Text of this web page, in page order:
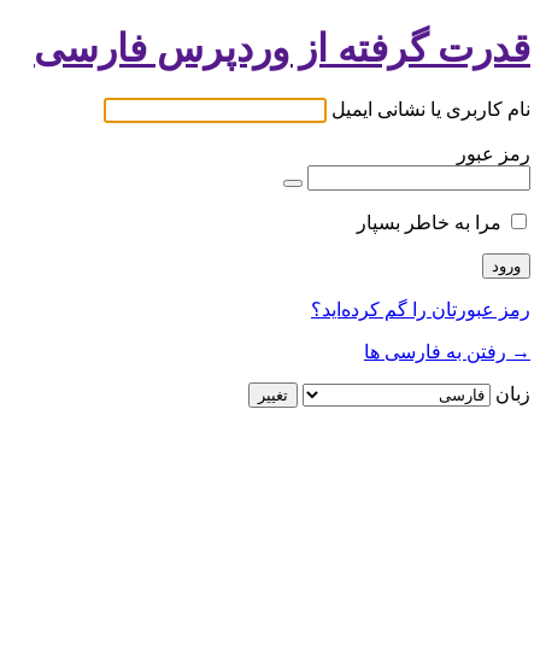
قدرت گرفته از وردپرس فارسی
نام کاربری یا نشانی ایمیل
رمز عبور
مرا به خاطر بسپار
رمز عبورتان را گم کرده‌اید؟
→ رفتن به فارسی ها
زبان